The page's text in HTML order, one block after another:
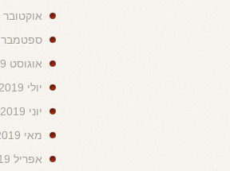
אוקטובר 2019
ספטמבר 2019
אוגוסט 2019
יולי 2019
יוני 2019
מאי 2019
אפריל 2019